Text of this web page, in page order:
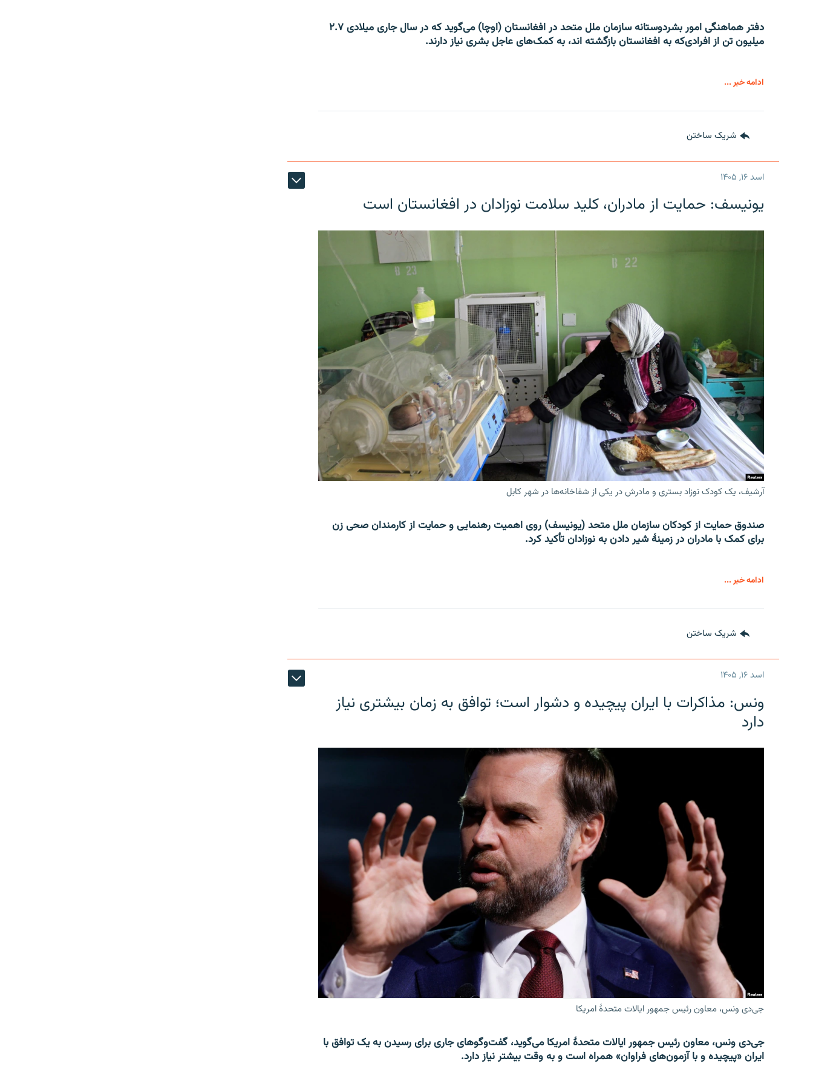
دفتر هماهنگی امور بشردوستانه سازمان ملل متحد در افغانستان (اوچا) می‌گوید که در سال جاری میلادی ۲.۷
میلیون تن از افرادی‌که به افغانستان بازگشته اند، به کمک‌های عاجل بشری نیاز دارند.
ادامه خبر ...
شریک ساختن
اسد ۱۶, ۱۴۰۵
یونیسف: حمایت از مادران، کلید سلامت نوزادان در افغانستان است
آرشیف، یک کودک نوزاد بستری و مادرش در یکی از شفاخانه‌ها در شهر کابل
صندوق حمایت از کودکان سازمان ملل متحد (یونیسف) روی اهمیت رهنمایی و حمایت از کارمندان صحی زن
برای کمک با مادران در زمینۀ شیر دادن به نوزادان تأکید کرد.
ادامه خبر ...
شریک ساختن
اسد ۱۶, ۱۴۰۵
ونس: مذاکرات با ایران پیچیده و دشوار است؛ توافق به زمان بیشتری نیاز
دارد
جی‌دی ونس، معاون رئیس جمهور ایالات متحدۀ امریکا
جی‌دی ونس، معاون رئیس جمهور ایالات متحدۀ امریکا می‌گوید، گفت‌وگوهای جاری برای رسیدن به یک توافق با
ایران «پیچیده و با آزمون‌های فراوان» همراه است و به وقت بیشتر نیاز دارد.